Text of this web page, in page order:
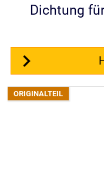
Dichtung